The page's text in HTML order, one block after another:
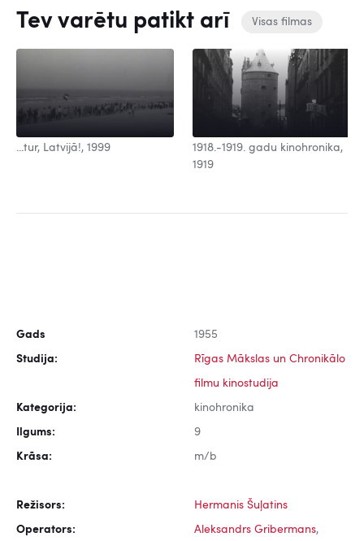
Tev varētu patikt arī Visas filmas
...tur, Latvijā!, 1999
1918.-1919. gadu kinohronika,
1919
Gads 1955
Studija: Rīgas Mākslas un Chronikālo
filmu kinostudija
Kategorija: kinohronika
Ilgums: 9
Krāsa: m/b
Režisors: Hermanis Šuļatins
Operators: Aleksandrs Gribermans,